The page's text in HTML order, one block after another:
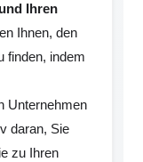
Ihren
Ihnen, den
finden, indem
Unternehmen
daran, Sie
zu Ihren